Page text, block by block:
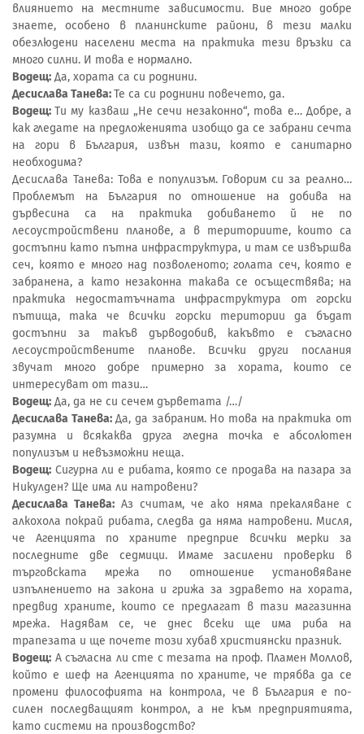
влиянието на местните зависимости. Вие много добре
знаете, особено в планинските райони, в тези малки
обезлюдени населени места на практика тези връзки са
много силни. И това е нормално.
Водещ: Да, хората са си роднини.
Десислава Танева:Те са си роднини повечето, да.
Водещ:Ти му казваш „Не сечи незаконно“, това е… Добре, а
как гледате на предложенията изобщо да се забрани сечта
на гори в България, извън тази, която е санитарно
необходима?
Десислава Танева: Това е популизъм. Говорим си за реално…
Проблемът на България по отношение на добива на
дървесина са на практика добиването й не по
лесоустройствени планове, а в териториите, които са
достъпни като пътна инфраструктура, и там се извършва
сеч, която е много над позволеното; голата сеч, която е
забранена, а като незаконна такава се осъществява; на
практика недостатъчната инфраструктура от горски
пътища, така че всички горски територии да бъдат
достъпни за такъв дърводобив, какъвто е съгласно
лесоустройствените планове. Всички други послания
звучат много добре примерно за хората, които се
интересуват от тази…
Водещ: Да, да не си сечем дърветата /…/
Десислава Танева:Да, да забраним. Но това на практика от
разумна и всякаква друга гледна точка е абсолютен
популизъм и невъзможни неща.
Водещ: Сигурна ли е рибата, която се продава на пазара за
Никулден? Ще има ли натровени?
Десислава Танева: Аз считам, че ако няма прекаляване с
алкохола покрай рибата, следва да няма натровени. Мисля,
че Агенцията по храните предприе всички мерки за
последните две седмици. Имаме засилени проверки в
търговската мрежа по отношение установяване
изпълнението на закона и грижа за здравето на хората,
предвид храните, които се предлагат в тази магазинна
мрежа. Надявам се, че днес всеки ще има риба на
трапезата и ще почете този хубав християнски празник.
Водещ: А съгласна ли сте с тезата на проф. Пламен Моллов,
който е шеф на Агенцията по храните, че трябва да се
промени философията на контрола, че в България е по-
силен последващият контрол, а не към предприятията,
като системи на производство?